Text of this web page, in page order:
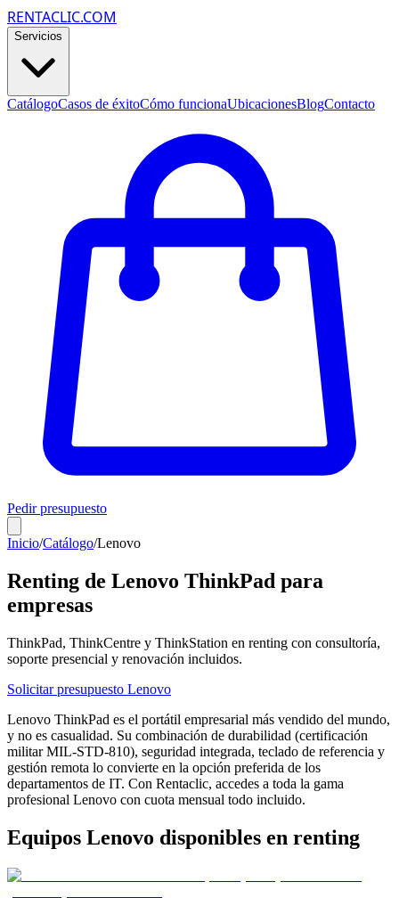
RENTACLIC.COM
Servicios
CatálogoCasos de éxitoCómo funcionaUbicacionesBlogContacto
Pedir presupuesto
Inicio/Catálogo/Lenovo
Renting de Lenovo ThinkPad para
empresas
ThinkPad, ThinkCentre y ThinkStation en renting con consultoría,
soporte presencial y renovación incluidos.
Solicitar presupuesto Lenovo
Lenovo ThinkPad es el portátil empresarial más vendido del mundo,
y no es casualidad. Su combinación de durabilidad (certificación
militar MIL-STD-810), seguridad integrada, teclado de referencia y
gestión remota lo convierte en la opción preferida de los
departamentos de IT. Con Rentaclic, accedes a toda la gama
profesional Lenovo con cuota mensual todo incluido.
Equipos Lenovo disponibles en renting